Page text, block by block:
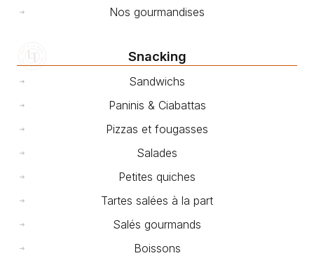
Nos gourmandises
Snacking
Sandwichs
Paninis & Ciabattas
Pizzas et fougasses
Salades
Petites quiches
Tartes salées à la part
Salés gourmands
Boissons